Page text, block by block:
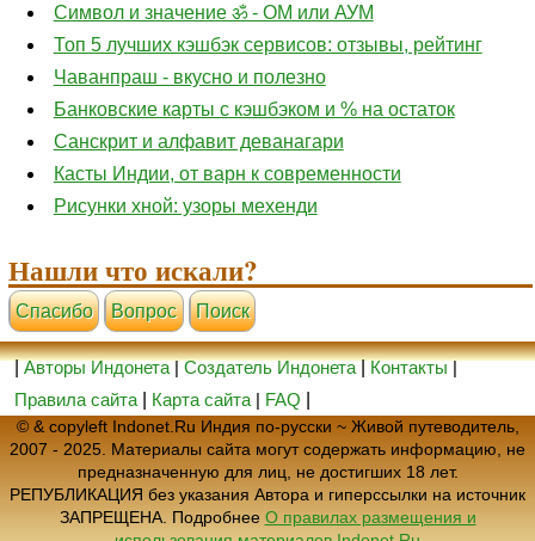
Символ и значение ॐ - ОМ или АУМ
Топ 5 лучших кэшбэк сервисов: отзывы, рейтинг
Чаванпраш - вкусно и полезно
Банковские карты с кэшбэком и % на остаток
Санскрит и алфавит деванагари
Касты Индии, от варн к современности
Рисунки хной: узоры мехенди
Нашли что искали?
Cпасибо Вопрос Поиск
|Авторы Индонета|Создатель Индонета| Контакты
Правила сайта| Карта сайта| FAQ
© & copyleft Indonet.Ru Индия по-русски ~ Живой путеводитель,
2007 - 2025. Материалы сайта могут содержать информацию, не
предназначенную для лиц, не достигших 18 лет.
РЕПУБЛИКАЦИЯ без указания Автора и гиперссылки на источник
ЗАПРЕЩЕНА. Подробнее О правилах размещения и